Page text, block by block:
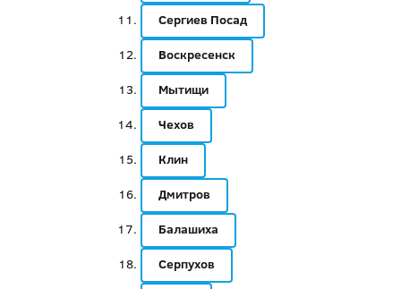
Сергиев Посад
Воскресенск
Мытищи
Чехов
Клин
Дмитров
Балашиха
Серпухов